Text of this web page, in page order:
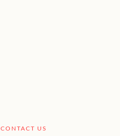
CONTACT US